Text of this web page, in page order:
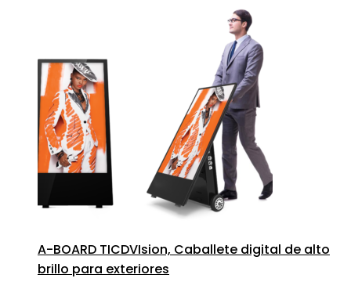
A-BOARD TICDVIsion, Caballete digital de alto
brillo para exteriores